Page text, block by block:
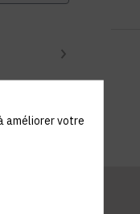
améliorer votre